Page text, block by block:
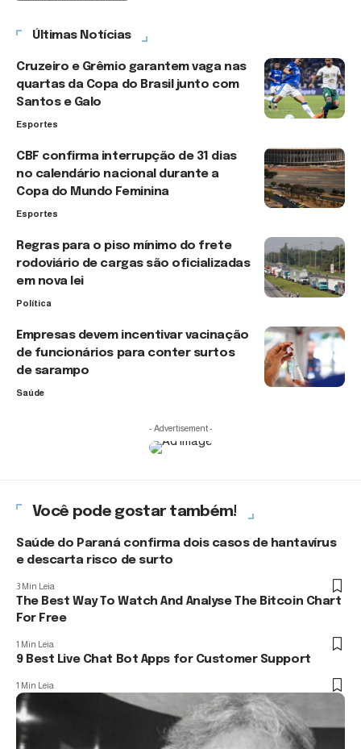
Últimas Notícias
Cruzeiro e Grêmio garantem vaga nas
quartas da Copa do Brasil junto com
Santos e Galo
Esportes
CBF confirma interrupção de 31 dias
no calendário nacional durante a
Copa do Mundo Feminina
Esportes
Regras para o piso mínimo do frete
rodoviário de cargas são oficializadas
em nova lei
Política
Empresas devem incentivar vacinação
de funcionários para conter surtos
de sarampo
Saúde
- Advertisement -
Você pode gostar também!
Saúde do Paraná confirma dois casos de hantavírus
e descarta risco de surto
3 Min Leia
The Best Way To Watch And Analyse The Bitcoin Chart
For Free
1 Min Leia
9 Best Live Chat Bot Apps for Customer Support
1 Min Leia